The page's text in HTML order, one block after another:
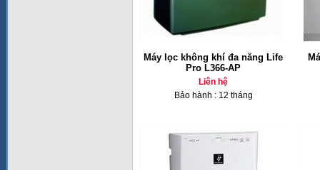
Máy lọc không khí đa năng Life
Pro L366-AP
Liên hệ
Bảo hành : 12 tháng